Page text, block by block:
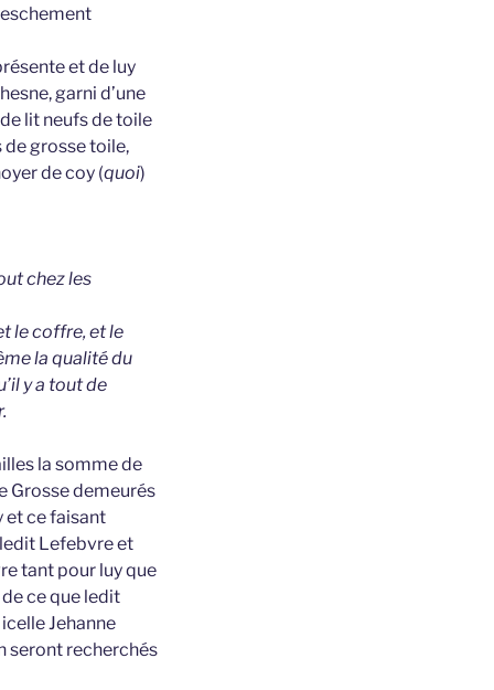
et de luy
garni d’une
lit neufs de toile
de grosse toile,
de coy (quoi)
chez les
le coffre, et le
la qualité du
y a tout de
la somme de
Grosse demeurés
et ce faisant
Lefebvre et
tant pour luy que
ce que ledit
Jehanne
seront recherchés